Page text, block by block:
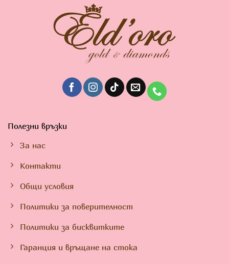
Полезни връзки
За нас
Контакти
Общи условия
Политики за поверителност
Политики за бисквитките
Гаранция и връщане на стока